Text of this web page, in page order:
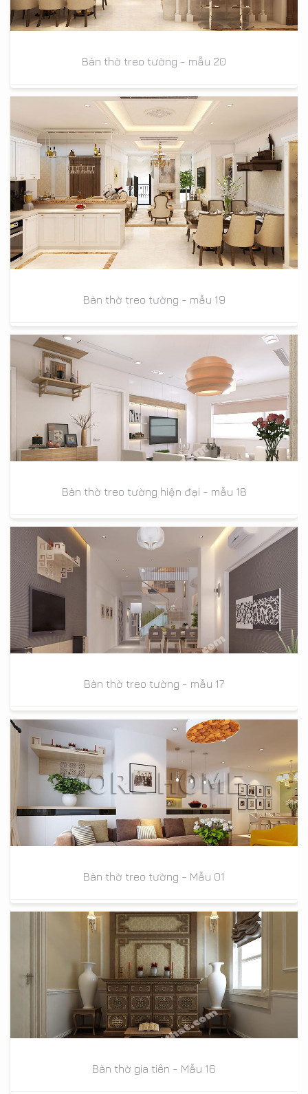
Bàn thờ treo tường - mẫu 20
Bàn thờ treo tường - mẫu 19
Bàn thờ treo tường hiện đại - mẫu 18
Bàn thờ treo tường - mẫu 17
Bàn thờ treo tường - Mẫu 01
Bàn thờ gia tiên - Mẫu 16